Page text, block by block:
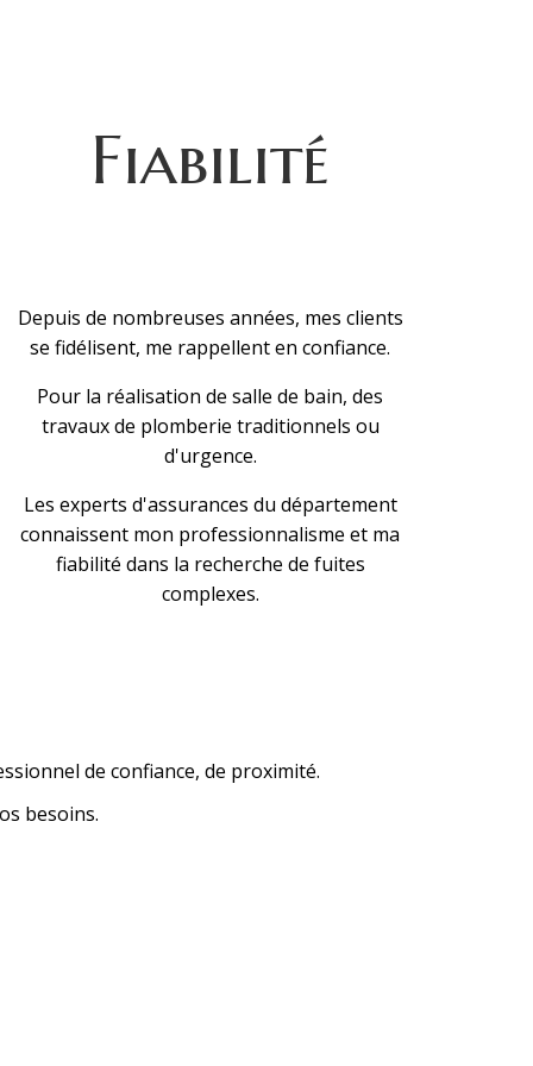
Fiabilité
Depuis de nombreuses années, mes clients
se fidélisent, me rappellent en confiance.
Pour la réalisation de salle de bain, des
travaux de plomberie traditionnels ou
d'urgence.
Les experts d'assurances du département
connaissent mon professionnalisme et ma
fiabilité dans la recherche de fuites
complexes.
de confiance, de proximité.
besoins.